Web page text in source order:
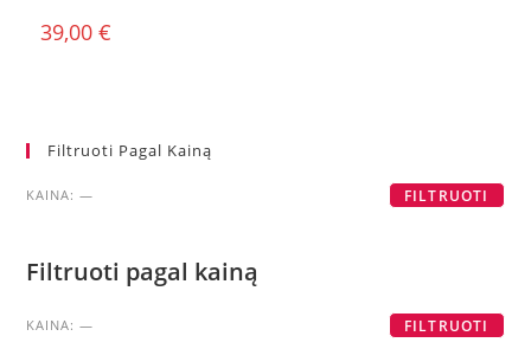
39,00 €
Filtruoti Pagal Kainą
FILTRUOTI
KAINA:—
Filtruoti pagal kainą
FILTRUOTI
KAINA:—